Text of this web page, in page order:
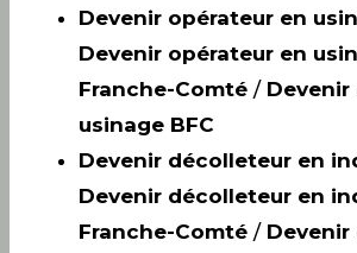
Devenir opérateur en
Devenir opérateur en
Franche-Comté / Devenir
usinage BFC
Devenir décolleteur en
Devenir décolleteur en
Franche-Comté /